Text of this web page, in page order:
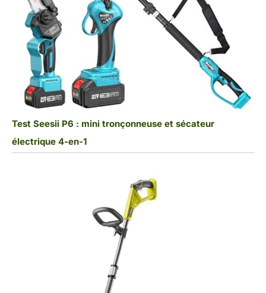
Test Seesii P6 : mini tronçonneuse et sécateur
électrique 4-en-1